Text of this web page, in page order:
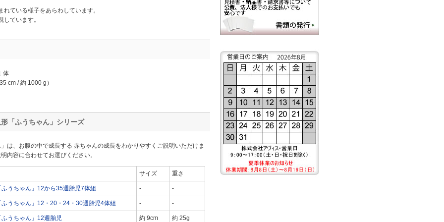
ている様子をあらわしています。
ています。
体
cm / 約 1000 g）
「ふうちゃん」シリーズ
は、お腹の中で成長する 赤ちゃんの成長をわかりやすくご説明いただけま
内容に合わせてお選びください。
サイズ 重さ
うちゃん」12から35週胎児7体組 - -
うちゃん」12・20・24・30週胎児4体組 - -
うちゃん」12週胎児 約 9cm 約 25g